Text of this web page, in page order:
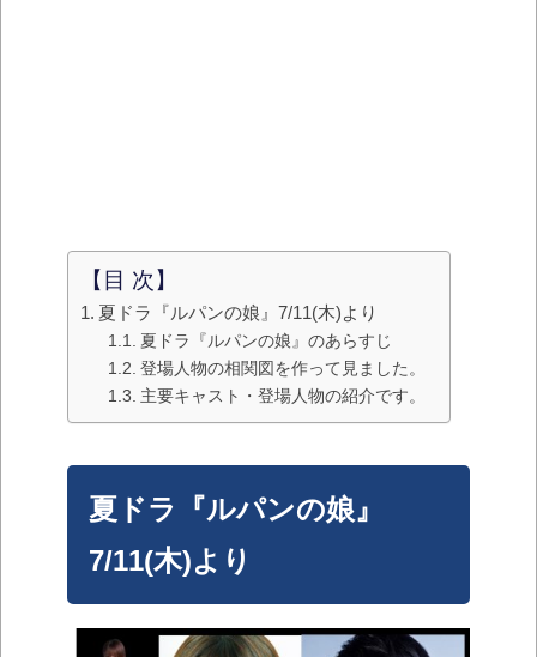
【目 次】
夏ドラ『ルパンの娘』7/11(木)より
夏ドラ『ルパンの娘』のあらすじ
登場人物の相関図を作って見ました。
主要キャスト・登場人物の紹介です。
夏ドラ『ルパンの娘』
7/11(木)より